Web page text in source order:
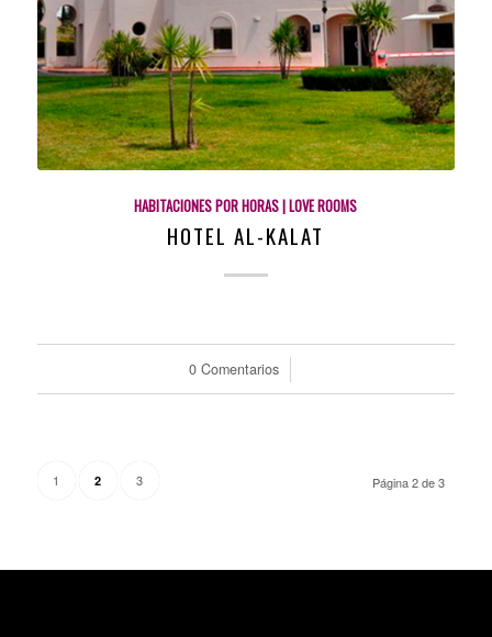
HABITACIONES POR HORAS | LOVE ROOMS
HOTEL AL-KALAT
0 Comentarios
/
Página 2 de 3
1 2 3